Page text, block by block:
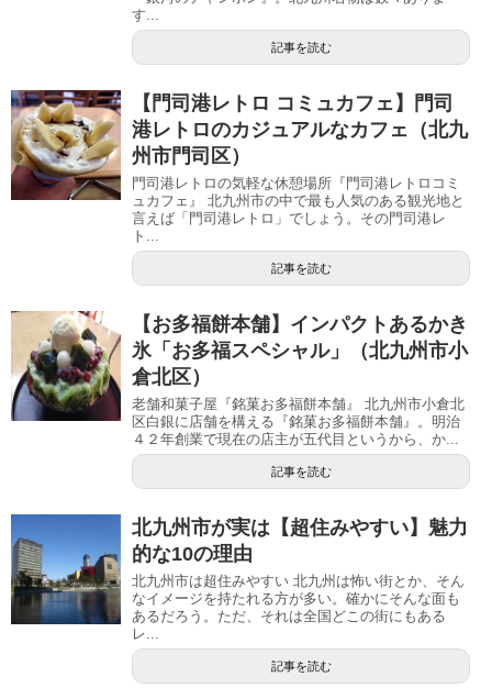
す...
記事を読む
【門司港レトロ コミュカフェ】門司
港レトロのカジュアルなカフェ（北九
州市門司区）
門司港レトロの気軽な休憩場所『門司港レトロコミ
ュカフェ』 北九州市の中で最も人気のある観光地と
言えば「門司港レトロ」でしょう。その門司港レ
ト...
記事を読む
【お多福餅本舗】インパクトあるかき
氷「お多福スペシャル」（北九州市小
倉北区）
老舗和菓子屋『銘菓お多福餅本舗』 北九州市小倉北
区白銀に店舗を構える『銘菓お多福餅本舗』。明治
４２年創業で現在の店主が五代目というから、か...
記事を読む
北九州市が実は【超住みやすい】魅力
的な10の理由
北九州市は超住みやすい 北九州は怖い街とか、そん
なイメージを持たれる方が多い。確かにそんな面も
あるだろう。ただ、それは全国どこの街にもある
レ...
記事を読む